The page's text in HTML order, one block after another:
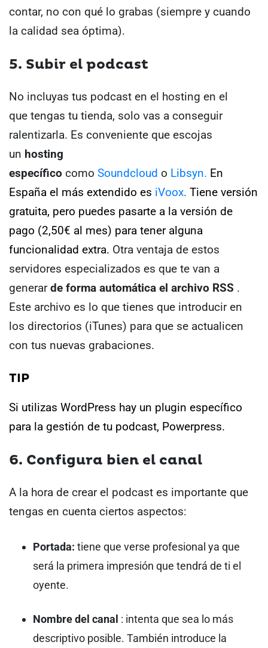
contar, no con qué lo grabas (siempre y cuando
la calidad sea óptima).
5. Subir el podcast
No incluyas tus podcast en el hosting en el
que tengas tu tienda, solo vas a conseguir
ralentizarla. Es conveniente que escojas
un hosting
específico como Soundcloud o Libsyn. En
España el más extendido es iVoox. Tiene versión
gratuita, pero puedes pasarte a la versión de
pago (2,50€ al mes) para tener alguna
funcionalidad extra. Otra ventaja de estos
servidores especializados es que te van a
generarde forma automática el archivo RSS .
Este archivo es lo que tienes que introducir en
los directorios (iTunes) para que se actualicen
con tus nuevas grabaciones.
TIP
Si utilizas WordPress hay un plugin específico
para la gestión de tu podcast, Powerpress.
6. Configura bien el canal
A la hora de crear el podcast es importante que
tengas en cuenta ciertos aspectos:
Portada: tiene que verse profesional ya que
será la primera impresión que tendrá de ti el
oyente.
Nombre del canal : intenta que sea lo más
descriptivo posible. También introduce la